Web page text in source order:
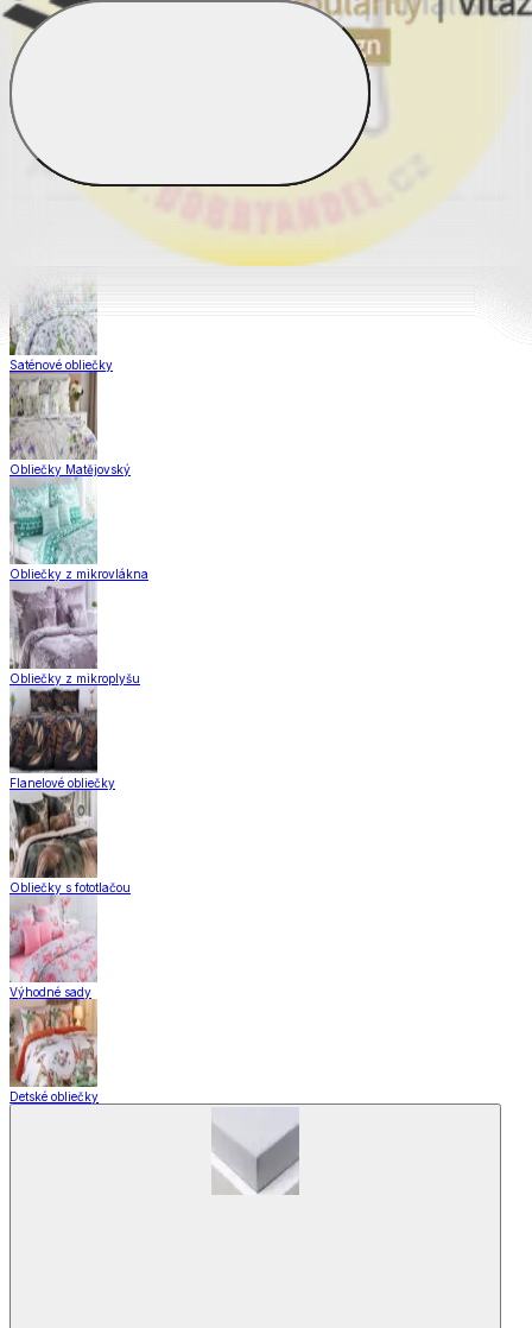
Obliečky Dual Feel®
Obliečky z hladkej bavlny
Saténové obliečky
Obliečky Matějovský
Obliečky z mikrovlákna
Obliečky z mikroplyšu
Flanelové obliečky
Obliečky s fototlačou
Výhodné sady
Detské obliečky